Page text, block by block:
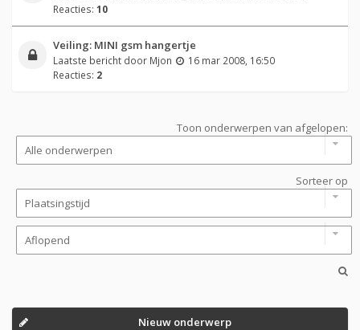
Reacties: 10
Veiling: MINI gsm hangertje
Laatste bericht door Mjon
16 mar 2008, 16:50
Reacties: 2
Toon onderwerpen van afgelopen:
Sorteer op
Nieuw onderwerp